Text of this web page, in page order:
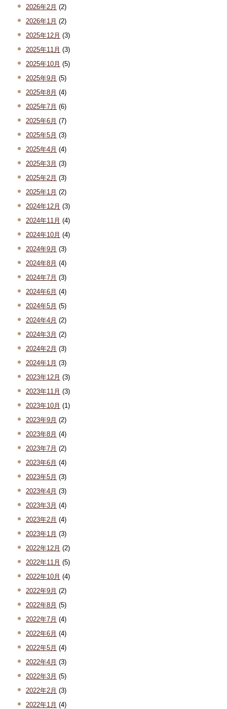
2026年2月 (2)
2026年1月 (2)
2025年12月 (3)
2025年11月 (3)
2025年10月 (5)
2025年9月 (5)
2025年8月 (4)
2025年7月 (6)
2025年6月 (7)
2025年5月 (3)
2025年4月 (4)
2025年3月 (3)
2025年2月 (3)
2025年1月 (2)
2024年12月 (3)
2024年11月 (4)
2024年10月 (4)
2024年9月 (3)
2024年8月 (4)
2024年7月 (3)
2024年6月 (4)
2024年5月 (5)
2024年4月 (2)
2024年3月 (2)
2024年2月 (3)
2024年1月 (3)
2023年12月 (3)
2023年11月 (3)
2023年10月 (1)
2023年9月 (2)
2023年8月 (4)
2023年7月 (2)
2023年6月 (4)
2023年5月 (3)
2023年4月 (3)
2023年3月 (4)
2023年2月 (4)
2023年1月 (3)
2022年12月 (2)
2022年11月 (5)
2022年10月 (4)
2022年9月 (2)
2022年8月 (5)
2022年7月 (4)
2022年6月 (4)
2022年5月 (4)
2022年4月 (3)
2022年3月 (5)
2022年2月 (3)
2022年1月 (4)